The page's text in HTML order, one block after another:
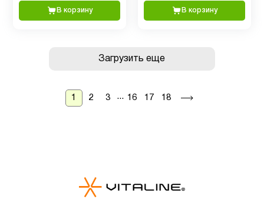
В корзину В корзину
Загрузить еще
1 2 3 ... 16 17 18